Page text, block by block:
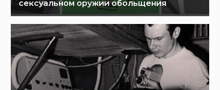
сексуальном оружии обольщения